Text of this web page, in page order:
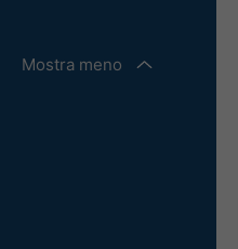
Mostra meno